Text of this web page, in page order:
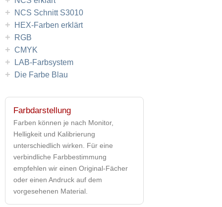
+ NCS Schnitt S3010
+ HEX-Farben erklärt
+ RGB
+ CMYK
+ LAB-Farbsystem
+ Die Farbe Blau
Farbdarstellung
Farben können je nach Monitor,
Helligkeit und Kalibrierung
unterschiedlich wirken. Für eine
verbindliche Farbbestimmung
empfehlen wir einen Original-Fächer
oder einen Andruck auf dem
vorgesehenen Material.